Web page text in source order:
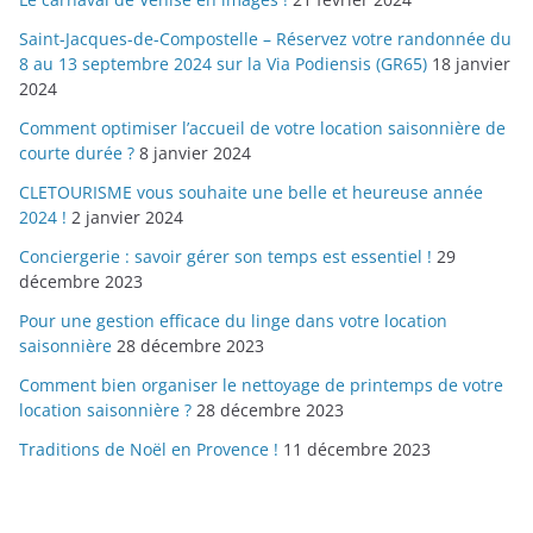
Saint-Jacques-de-Compostelle – Réservez votre randonnée du
8 au 13 septembre 2024 sur la Via Podiensis (GR65) 18 janvier
2024
Comment optimiser l’accueil de votre location saisonnière de
courte durée ? 8 janvier 2024
CLETOURISME vous souhaite une belle et heureuse année
2024 ! 2 janvier 2024
Conciergerie : savoir gérer son temps est essentiel ! 29
décembre 2023
Pour une gestion efficace du linge dans votre location
saisonnière 28 décembre 2023
Comment bien organiser le nettoyage de printemps de votre
location saisonnière ? 28 décembre 2023
Traditions de Noël en Provence ! 11 décembre 2023